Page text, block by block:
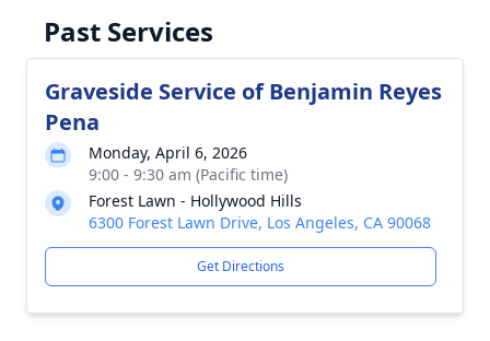
Past Services
Graveside Service of Benjamin Reyes
Pena
Monday, April 6, 2026
9:00 - 9:30 am (Pacific time)
Forest Lawn - Hollywood Hills
6300 Forest Lawn Drive, Los Angeles, CA 90068
Get Directions